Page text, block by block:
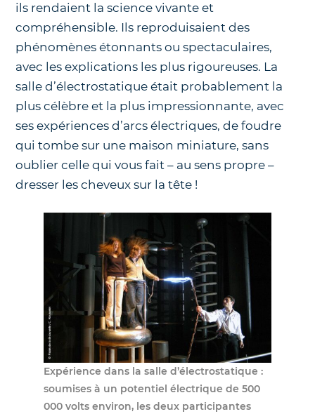
ils rendaient la science vivante et
compréhensible. Ils reproduisaient des
phénomènes étonnants ou spectaculaires,
avec les explications les plus rigoureuses. La
salle d’électrostatique était probablement la
plus célèbre et la plus impressionnante, avec
ses expériences d’arcs électriques, de foudre
qui tombe sur une maison miniature, sans
oublier celle qui vous fait – au sens propre –
dresser les cheveux sur la tête !
Expérience dans la salle d’électrostatique :
soumises à un potentiel électrique de 500
000 volts environ, les deux participantes